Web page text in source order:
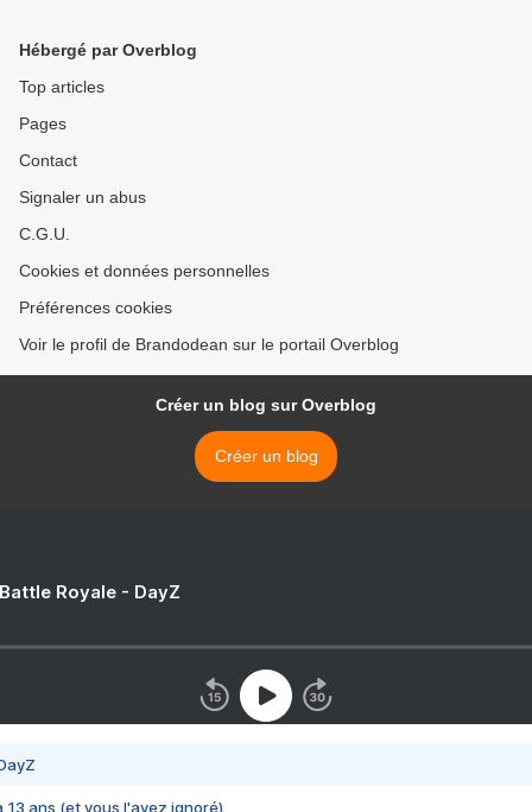
Normandie - 6/6/2009.
Hébergé par Overblog
Top articles
Pages
Contact
Signaler un abus
C.G.U.
Cookies et données personnelles
Préférences cookies
Voir le profil de Brandodean sur le portail Overblog
Créer un blog sur Overblog
Créer un blog
Royale - DayZ
13 ans (et vous l'avez ignoré)